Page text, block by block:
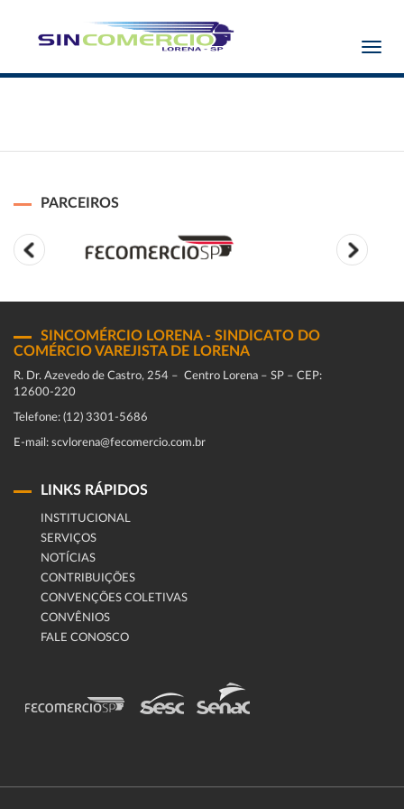
PARCEIROS
SINCOMÉRCIO LORENA - SINDICATO DO
COMÉRCIO VAREJISTA DE LORENA
R. Dr. Azevedo de Castro, 254 – Centro Lorena – SP – CEP:
12600-220
Telefone: (12) 3301-5686
E-mail: scvlorena@fecomercio.com.br
LINKS RÁPIDOS
INSTITUCIONAL
SERVIÇOS
NOTÍCIAS
CONTRIBUIÇÕES
CONVENÇÕES COLETIVAS
CONVÊNIOS
FALE CONOSCO